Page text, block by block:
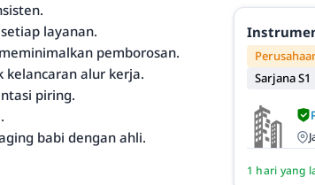
layanan.
pemborosan.
kelancaran alur kerja.
piring.
babi dengan ahli.
Sarjana S1
1 hari yang